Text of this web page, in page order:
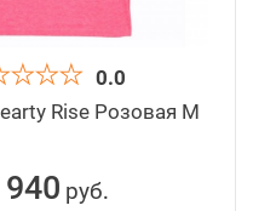
0.0
Rise Розовая M
руб.